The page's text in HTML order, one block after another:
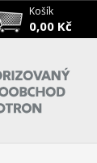
Košík
0,00 Kč